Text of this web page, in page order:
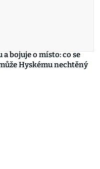
bojuje o místo: co se
Hyskému nechtěný